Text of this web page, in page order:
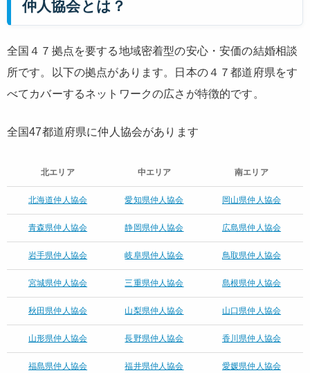
仲人協会とは？
全国４７拠点を要する地域密着型の安心・安価の結婚相談
所です。以下の拠点があります。日本の４７都道府県をす
べてカバーするネットワークの広さが特徴的です。
全国47都道府県に仲人協会があります
北エリア 中エリア 南エリア
北海道仲人協会 愛知県仲人協会 岡山県仲人協会
青森県仲人協会 静岡県仲人協会 広島県仲人協会
岩手県仲人協会 岐阜県仲人協会 鳥取県仲人協会
宮城県仲人協会 三重県仲人協会 島根県仲人協会
秋田県仲人協会 山梨県仲人協会 山口県仲人協会
山形県仲人協会 長野県仲人協会 香川県仲人協会
福島県仲人協会 福井県仲人協会 愛媛県仲人協会